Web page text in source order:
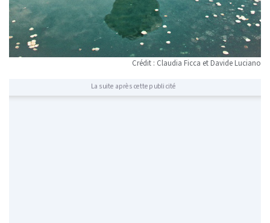
Crédit : Claudia Ficca et Davide Luciano
La suite après cette publicité